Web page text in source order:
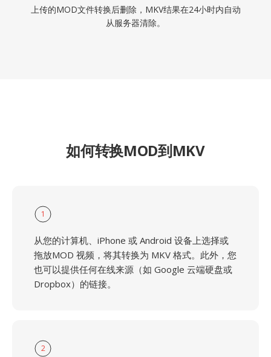
上传的MOD文件转换后删除，MKV结果在24小时内自动
从服务器清除。
如何转换MOD到MKV
1
从您的计算机、iPhone 或 Android 设备上选择或
拖放MOD 视频，将其转换为 MKV 格式。此外，您
也可以提供任何在线来源（如 Google 云端硬盘或
Dropbox）的链接。
2